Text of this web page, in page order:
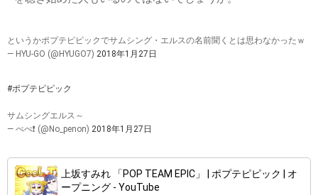
というかポプテピピックでサムシング・エルスの名前聞くとは思わなかったｗ
— HYU-GO (@HYUGO7) 2018年1月27日
#ポプテピピック
サムシングエルス～
— ぺぺ❗️ (@No_penon) 2018年1月27日
上坂すみれ 「POP TEAM EPIC」 | ポプテピピック | オ
ープニング - YouTube